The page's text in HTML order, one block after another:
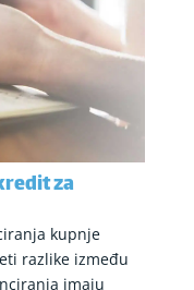
za
kupnje
razlike između
imaju